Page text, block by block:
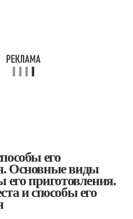
его
Основные виды
его приготовления.
и способы его